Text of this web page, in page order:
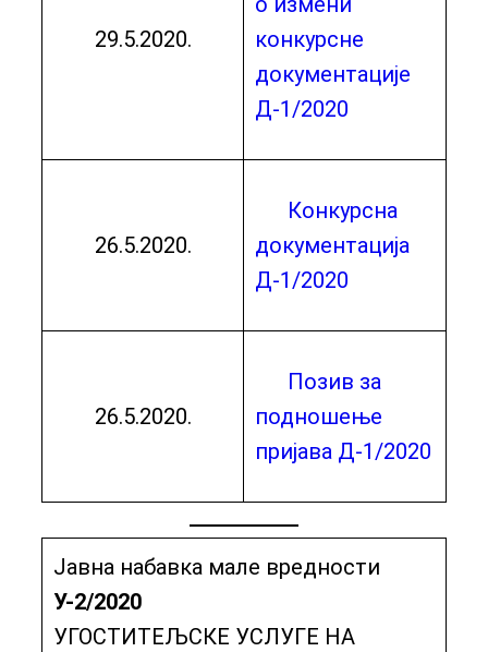
29.5.2020.
конкурсне
документације
Д-1/2020
26.5.2020.
Конкурсна
документација
Д-1/2020
26.5.2020.
Позив за
подношење
пријава Д-1/2020
Јавна набавка мале вредности
У-2/2020
УГОСТИТЕЉСКЕ УСЛУГЕ НА